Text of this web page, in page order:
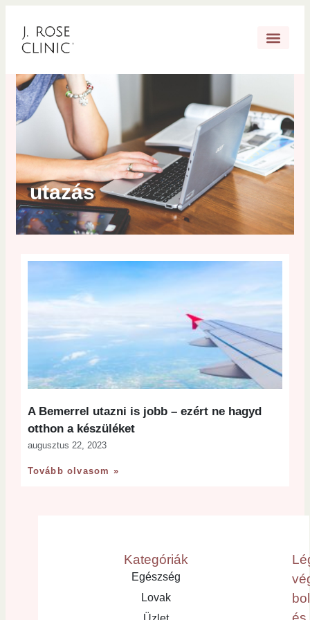
utazás
A Bemerrel utazni is jobb – ezért ne hagyd
otthon a készüléket
augusztus 22, 2023
Tovább olvasom »
Kategóriák
Egészség
Lovak